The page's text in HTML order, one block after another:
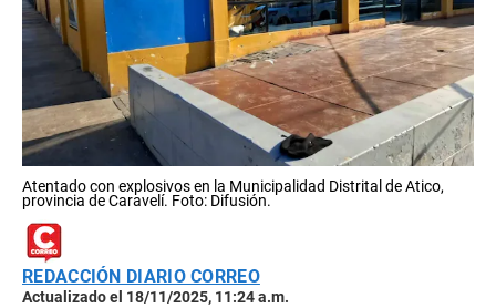
Atentado con explosivos en la Municipalidad Distrital de Atico,
provincia de Caravelí. Foto: Difusión.
REDACCIÓN DIARIO CORREO
Actualizado el 18/11/2025, 11:24 a.m.